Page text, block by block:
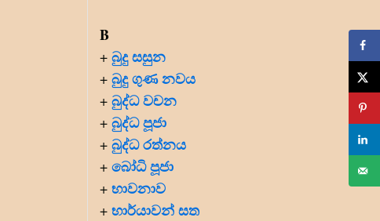
B
+ බුදු සසුන
+ බුදු ගුණ නවය
+ බුද්ධ වචන
+ බුද්ධ පූජා
+ බුද්ධ රත්නය
+ බෝධි පූජා
+ භාවනාව
+ භාර්යාවන් සත